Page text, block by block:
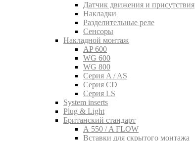
Датчик движения и присутствия
Накладки
Разделительные реле
Сенсоры
Накладной монтаж
AP 600
WG 600
WG 800
Серия A / AS
Серия CD
Серия LS
System inserts
Plug & Light
Британский стандарт
A 550 / A FLOW
Вставки для скрытого монтажа